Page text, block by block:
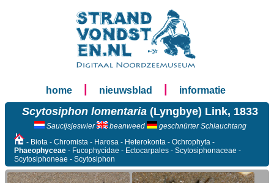
home nieuwsblad informatie
Scytosiphon lomentaria (Lyngbye) Link, 1833
Saucijsjeswier beanweed
geschnürter Schlauchtang
- Biota - Chromista - Harosa - Heterokonta - Ochrophyta -
Phaeophyceae - Fucophycidae - Ectocarpales - Scytosiphonaceae -
Scytosiphoneae - Scytosiphon